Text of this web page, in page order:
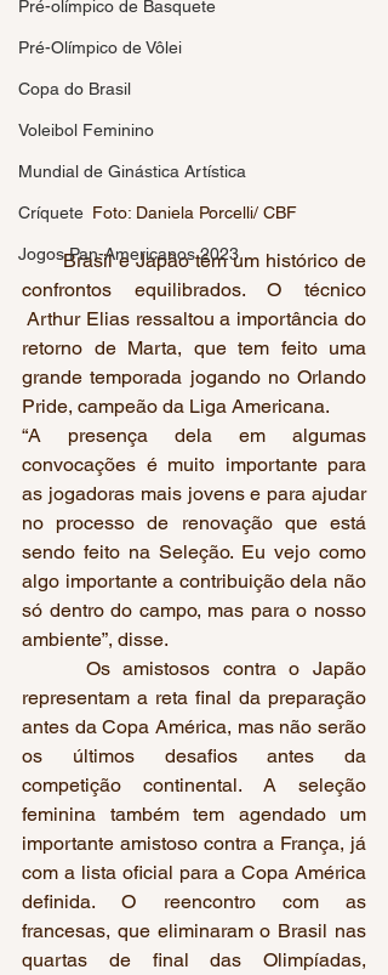
Pré-olímpico de Basquete
Pré-Olímpico de Vôlei
Copa do Brasil
Voleibol Feminino
Mundial de Ginástica Artística
Críquete
Jogos Pan-Americanos 2023
Foto: Daniela Porcelli/ CBF
Brasil e Japão têm um histórico de
confrontos equilibrados. O técnico
Arthur Elias ressaltou a importância do
retorno de Marta, que tem feito uma
grande temporada jogando no Orlando
Pride, campeão da Liga Americana.
“A presença dela em algumas
convocações é muito importante para
as jogadoras mais jovens e para ajudar
no processo de renovação que está
sendo feito na Seleção. Eu vejo como
algo importante a contribuição dela não
só dentro do campo, mas para o nosso
ambiente”, disse.
Os amistosos contra o Japão
representam a reta final da preparação
antes da Copa América, mas não serão
os últimos desafios antes da
competição continental. A seleção
feminina também tem agendado um
importante amistoso contra a França, já
com a lista oficial para a Copa América
definida. O reencontro com as
francesas, que eliminaram o Brasil nas
quartas de final das Olimpíadas,